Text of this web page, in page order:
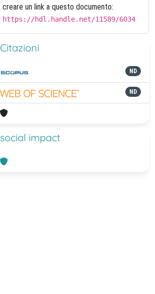
creare un link a questo documento:
https://hdl.handle.net/11589/6034
Citazioni
ND
ND
social impact